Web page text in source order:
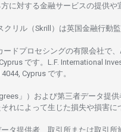
方に対する金融サービスの提供や
クリル （Skrill）は英国金融行動
ードプロセシングの有限会社で
です。L.F. International
Cyprus です。
」） および第三者データ提供
それに よって生じた損失や損害に
タ提供者、 取引所または取引所